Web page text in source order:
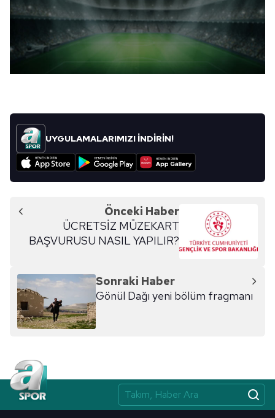
UYGULAMALARIMIZI İNDİRİN!
Önceki Haber
ÜCRETSİZ MÜZEKART
BAŞVURUSU NASIL YAPILIR?
Sonraki Haber
Gönül Dağı yeni bölüm fragmanı